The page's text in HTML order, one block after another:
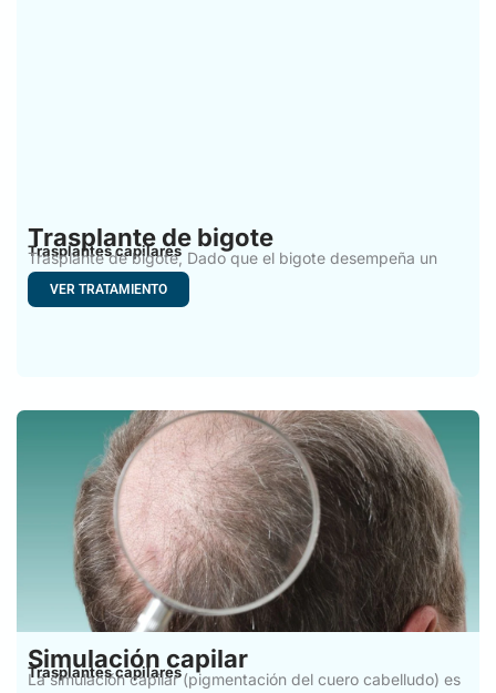
Trasplante de bigote
Trasplantes capilares
Trasplante de bigote, Dado que el bigote desempeña un
papel
VER TRATAMIENTO
Simulación capilar
Trasplantes capilares
La simulación capilar (pigmentación del cuero cabelludo) es